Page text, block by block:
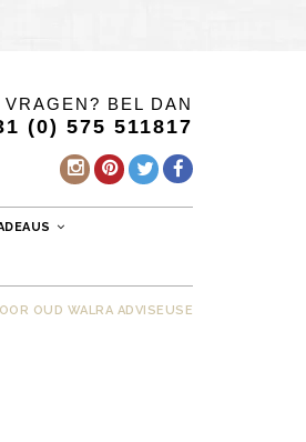
VRAGEN? BEL DAN
(0) 575 511817
OUD WALRA ADVISEUSE